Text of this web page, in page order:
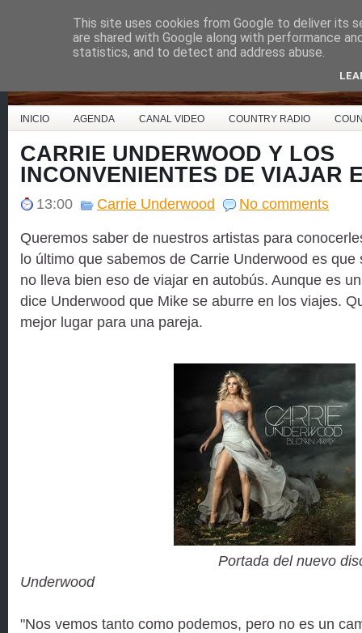
Country Music España
INICIO AGENDA CANAL VIDEO COUNTRY RADIO
CARRIE UNDERWOOD Y LOS
INCONVENIENTES DE VIAJAR
13:00 Carrie Underwood
No comments
Queremos saber de nuestros artistas para
lo último que sabemos de Carrie Underwood es
no lleva bien eso de viajar en autobús. Aunque es
dice Underwood que Mike se aburre en los viajes.
mejor lugar para una pareja.
Portada del nuevo
Underwood
"Nos vemos tanto como podemos, pero no es un
This site uses cookies from Google to deliver its
are shared with Google along with performance
statistics, and to detect and address abuse.